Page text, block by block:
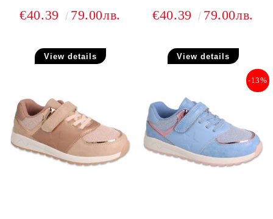
€40.39 79.00лв.
View details
€40.39 79.00лв.
View details
-13%